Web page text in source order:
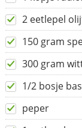
2 eetlepel
150 gram
300 gram
1/2 bosje
peper